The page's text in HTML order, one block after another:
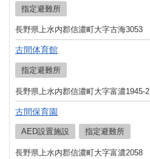
指定避難所
長野県上水内郡信濃町大字古海3053
古間体育館
指定避難所
長野県上水内郡信濃町大字富濃1945-2
古間保育園
AED設置施設 指定避難所
長野県上水内郡信濃町大字富濃2058